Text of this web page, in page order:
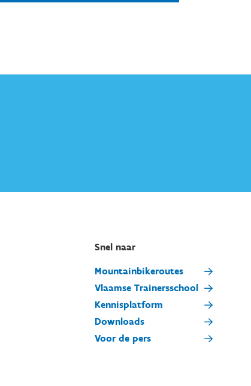
Snel naar
Mountainbikeroutes
Vlaamse Trainersschool
Kennisplatform
Downloads
Voor de pers